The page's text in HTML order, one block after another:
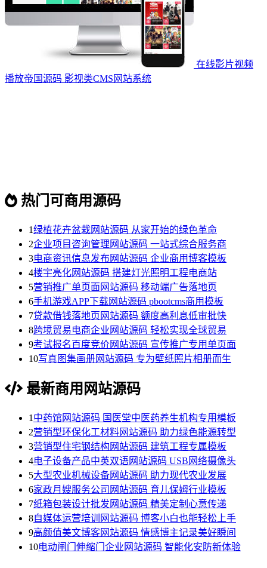
在线影片视频
播放帝国源码 影视类CMS网站系统
热门可商用源码
1绿植花卉盆栽网站源码 从家开始的绿色革命
2企业项目咨询管理网站源码 一站式综合服务商
3电商资讯信息发布网站源码 企业商用博客模板
4楼宇亮化网站源码 搭建灯光照明工程电商站
5营销推广单页面网站源码 移动端广告落地页
6手机游戏APP下载网站源码 pbootcms商用模板
7贷款借钱落地页网站源码 额度高利息低审批快
8跨境贸易电商企业网站源码 轻松实现全球贸易
9考试报名百度竞价网站源码 宣传推广专用单页面
10写真图集画册网站源码 专为壁纸照片相册而生
最新商用网站源码
1 中药馆网站源码 国医堂中医药养生机构专用模板
2营销型环保化工材料网站源码 助力绿色能源转型
3营销型住宅钢结构网站源码 建筑工程专属模板
4电子设备产品中英双语网站源码 USB网络摄像头
5大型农业机械设备网站源码 助力现代农业发展
6家政月嫂服务公司网站源码 育儿保姆行业模板
7纸箱包装设计批发网站源码 精美定制心意传递
8自媒体运营培训网站源码 博客小白也能轻松上手
9高颜值美文博客网站源码 情感博主记录美好瞬间
10电动闸门伸缩门企业网站源码 智能化安防新体验